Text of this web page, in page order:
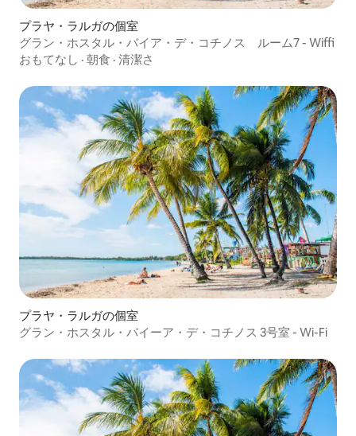
プラヤ・ラルガの個室
グラン・ホスタル・バイア・デ・コチノス ルーム7 - Wiffi
おもてなし · 朝食 · 清潔さ
プラヤ・ラルガの個室
グラン・ホスタル・バイーア・デ・コチノス 3号室 - Wi-Fi